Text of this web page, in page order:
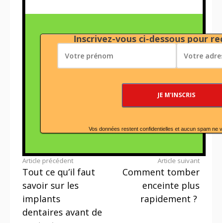
Inscrivez-vous ci-dessous pour
Vos données restent confidentielles et aucun spam ne
Lire
la
suite
Article précédent
Tout ce qu’il faut
savoir sur les
implants
dentaires avant de
Article suivant
Comment tomber
enceinte plus
rapidement ?